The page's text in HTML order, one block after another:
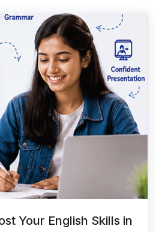
Your English Skills in